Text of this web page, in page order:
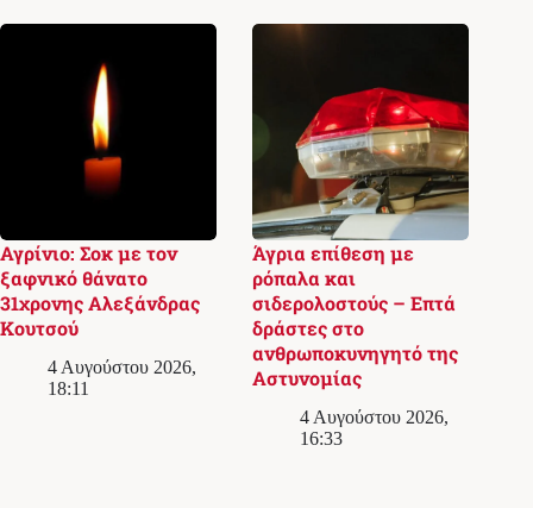
Αγρίνιο: Σοκ με τον
ξαφνικό θάνατο
31χρονης Αλεξάνδρας
Κουτσού
4 Αυγούστου 2026,
18:11
Άγρια επίθεση με
ρόπαλα και
σιδερολοστούς – Επτά
δράστες στο
ανθρωποκυνηγητό της
Αστυνομίας
4 Αυγούστου 2026,
16:33